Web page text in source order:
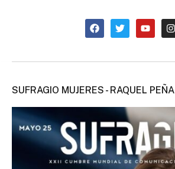
SUFRAGIO MUJERES - RAQUEL PEÑA